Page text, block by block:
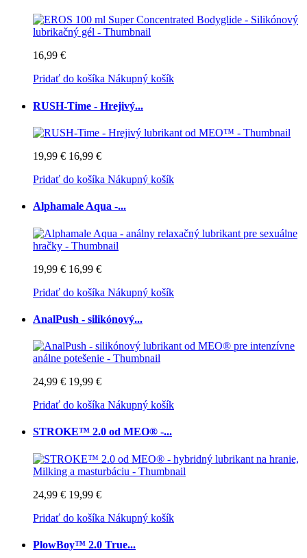
16,99 €
Pridať do košíka Nákupný košík
RUSH-Time - Hrejivý...
19,99 € 16,99 €
Pridať do košíka Nákupný košík
Alphamale Aqua -...
19,99 € 16,99 €
Pridať do košíka Nákupný košík
AnalPush - silikónový...
24,99 € 19,99 €
Pridať do košíka Nákupný košík
STROKE™ 2.0 od MEO® -...
24,99 € 19,99 €
Pridať do košíka Nákupný košík
PlowBoy™ 2.0 True...